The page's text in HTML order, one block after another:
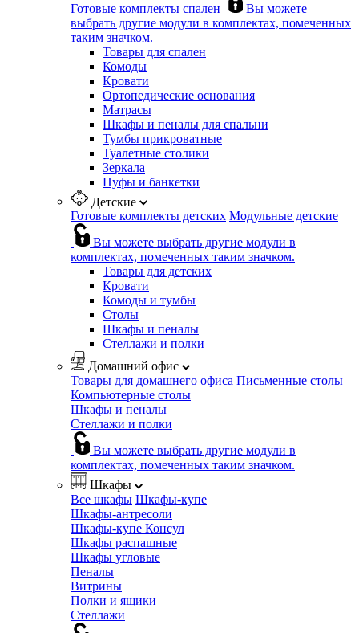
Готовые комплекты спален
Вы можете
выбрать другие модули в комплектах, помеченных
таким значком.
Товары для спален
Комоды
Кровати
Ортопедические основания
Матрасы
Шкафы и пеналы для спальни
Тумбы прикроватные
Туалетные столики
Зеркала
Пуфы и банкетки
Детские
Готовые комплекты детских Модульные детские
Вы можете выбрать другие модули в
комплектах, помеченных таким значком.
Товары для детских
Кровати
Комоды и тумбы
Столы
Шкафы и пеналы
Стеллажи и полки
Домашний офис
Товары для домашнего офиса Письменные столы
Компьютерные столы
Шкафы и пеналы
Стеллажи и полки
Вы можете выбрать другие модули в
комплектах, помеченных таким значком.
Шкафы
Все шкафы Шкафы-купе
Шкафы-антресоли
Шкафы-купе Консул
Шкафы распашные
Шкафы угловые
Пеналы
Витрины
Полки и ящики
Стеллажи